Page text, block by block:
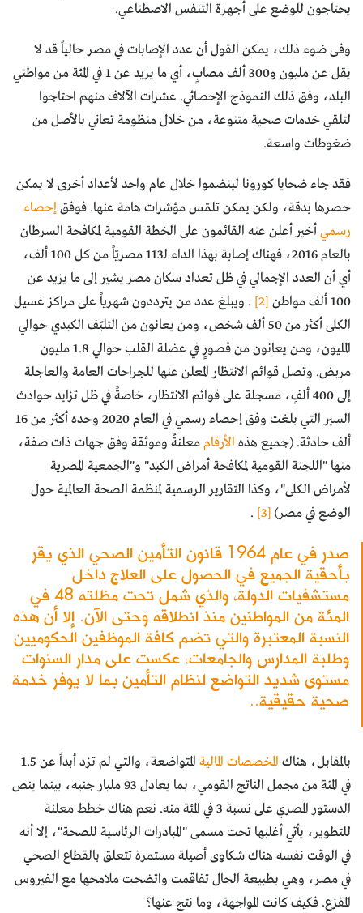
يحتاجون للوضع على أجهزة التنفس الاصطناعي.
وفى ضوء ذلك، يمكن القول أن عدد الإصابات في مصر حالياً قد لا
يقل عن مليون و300 ألف مصابٍ، أي ما يزيد عن 1 في المئة من مواطني
البلد، وفق ذلك النموذج الإحصائي. عشرات الآلاف منهم احتاجوا
لتلقي خدمات صحية متنوعة، من خلال منظومة تعاني بالأصل من
ضغوطات واسعة.
فقد جاء ضحايا كورونا لينضموا خلال عام واحد لأعداد أخرى لا يمكن
حصرها بدقة، ولكن يمكن تلمّس مؤشرات هامة عنها. فوفقإحصاء
رسمي أخير أعلن عنه القائمون على الخطة القومية لمكافحة السرطان
بالعام 2016، فهناك إصابة بهذا الداء لـ113 مصريّاً من كل 100 ألف،
أي أن العدد الإجمالي في ظل تعداد سكان مصر يشير إلى ما يزيد عن
100 ألف مواطن
[2]
. ويبلغ عدد من يترددون شهرياً على مراكز غسيل
الكلى أكثر من 50 ألف شخص، ومن يعانون من التليّف الكبدي حوالي
المليون، ومن يعانون من قصورٍ في عضلة القلب حوالي 1.8 مليون
مريض. وتصل قوائم الانتظار المعلن عنها للجراحات العامة والعاجلة
إلى 400 ألفٍ، مسجلة على قوائم الانتظار، خاصةً في ظل تزايد حوادث
السير التي بلغت وفق إحصاء رسمي في العام 2020 وحده أكثر من 16
ألف حادثة. (جميع هذه الأرقاممعلنةٌ وموثقة وفق جهات ذات صفة،
منها "اللجنة القومية لمكافحة أمراض الكبد" و"الجمعية المصرية
لأمراض الكلى"، وكذا التقارير الرسمية لمنظمة الصحة العالمية حول
الوضع في مصر) [3]
.
صدر في عام 1964 قانون التأمين الصحي الذي يقر
بأحقية الجميع في الحصول على العلاج داخل
مستشفيات الدولة، والذي شمل تحت مظلته 48 في
المئة من المواطنين منذ انطلاقه وحتى الآن. إلا أن هذه
النسبة المعتبرة والتي تضم كافة الموظفين الحكوميين
وطلبة المدارس والجامعات، عكست على مدار السنوات
مستوى شديد التواضع لنظام التأمين بما لا يوفر خدمة
صحية حقيقية..
بالمقابل، هناك المخصصات المالية
المتواضعة، والتي لم تزد أبداً عن 1.5
في المئة من مجمل الناتج القومي، بما يعادل 93 مليار جنيه، بينما ينص
الدستور المصري على نسبة 3 في المئة منه. نعم هناك خطط معلنة
للتطوير، يأتي أغلبها تحت مسمى "المبادرات الرئاسية للصحة"، إلا أنه
في الوقت نفسه هناك شكاوى أصيلة مستمرة تتعلق بالقطاع الصحي
في مصر، وهي بطبيعة الحال تفاقمت واتضحت ملامحها مع الفيروس
المفزع. فكيف كانت المواجهة، وما نتج عنها؟